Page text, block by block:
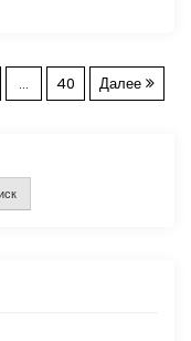
… 40 Далее